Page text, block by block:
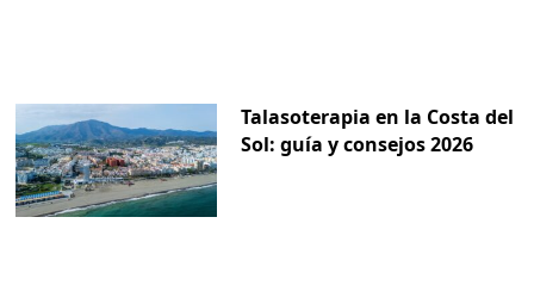
Talasoterapia en la Costa del
Sol: guía y consejos 2026